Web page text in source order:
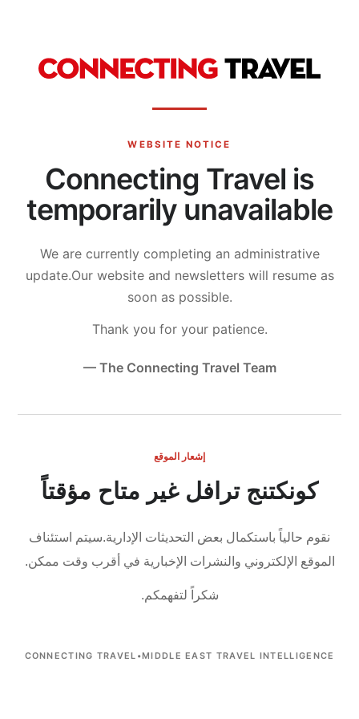
WEBSITE NOTICE
Connecting Travel is
temporarily unavailable
We are currently completing an administrative
update.Our website and newsletters will resume as
soon as possible.
Thank you for your patience.
— The Connecting Travel Team
إشعار الموقع
كونكتنج ترافل غير متاح مؤقتاً
نقوم حالياً باستكمال بعض التحديثات الإدارية.سيتم استئناف
الموقع الإلكتروني والنشرات الإخبارية في أقرب وقت ممكن.
شكراً لتفهمكم.
CONNECTING TRAVEL •MIDDLE EAST TRAVEL INTELLIGENCE